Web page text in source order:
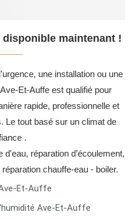
disponible maintenant !
une installation ou une
Et-Auffe est qualifié pour
rapide, professionnelle et
Le tout basé sur un climat de
.
réparation d’écoulement,
chauffe-eau - boiler.
Et-Auffe
Ave-Et-Auffe